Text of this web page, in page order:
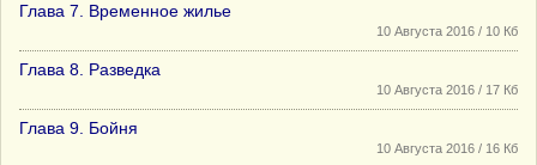
Глава 7. Временное жилье
10 Августа 2016 / 10 Кб
Глава 8. Разведка
10 Августа 2016 / 17 Кб
Глава 9. Бойня
10 Августа 2016 / 16 Кб